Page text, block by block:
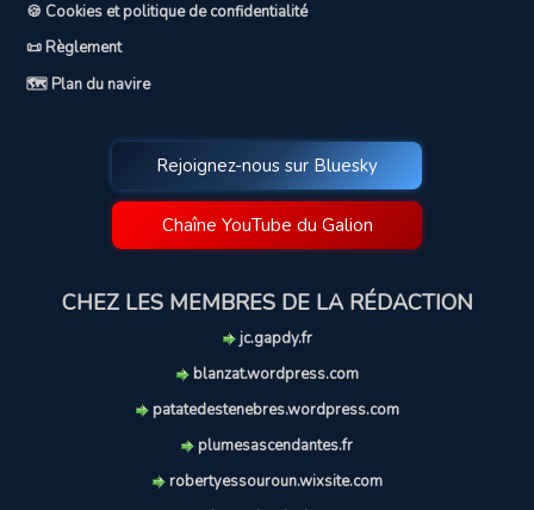
🍪 Cookies et politique de confidentialité
📜 Règlement
🗺️ Plan du navire
Rejoignez-nous sur Bluesky
Chaîne YouTube du Galion
CHEZ LES MEMBRES DE LA RÉDACTION
jc.gapdy.fr
blanzat.wordpress.com
patatedestenebres.wordpress.com
plumesascendantes.fr
robertyessouroun.wixsite.com